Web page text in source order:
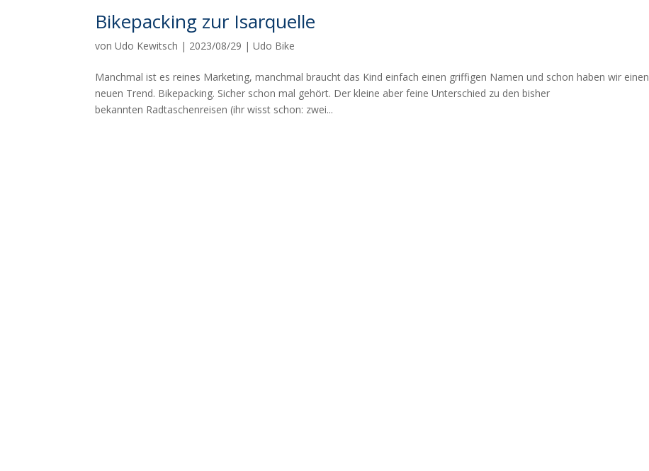
Bikepacking zur Isarquelle
vonUdo Kewitsch | 2023/08/29 |Udo Bike
Manchmal ist es reines Marketing, manchmal braucht das Kind einfach einen griffigen Namen und schon haben wir einen
neuen Trend. Bikepacking. Sicher schon mal gehört. Der kleine aber feine Unterschied zu den bisher
bekannten Radtaschenreisen (ihr wisst schon: zwei...